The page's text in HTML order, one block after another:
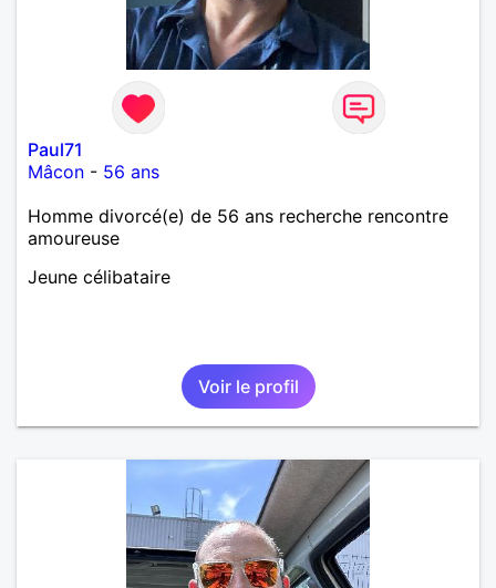
Paul71
Mâcon - 56 ans
Homme divorcé(e) de 56 ans recherche rencontre
amoureuse
Jeune célibataire
Voir le profil